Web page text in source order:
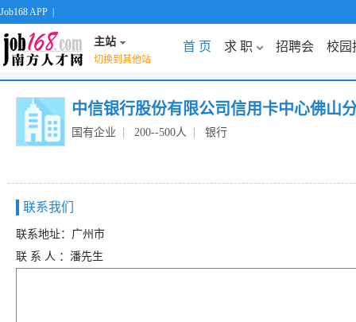
Job168 APP
主站
切换到其他站
首 页 求 职 招聘会 校园
中信银行股份有限公司信用卡中心佛山
国有企业 200--500人 银行
联系我们
联系地址：广州市
联 系 人 ：潘先生